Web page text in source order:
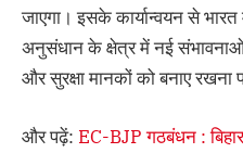
जाएगा। इसके कार्यान्वयन से
अनुसंधान के क्षेत्र में नई संभावनाओं
और सुरक्षा मानकों को बनाए रखना
और पढ़ें: EC-BJP गठबंधन :